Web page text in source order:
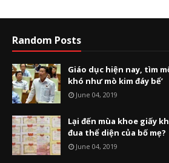
Random Posts
Giáo dục hiện nay, tìm
khó như mò kim đáy bể’
June 04, 2019
Lại đến mùa khoe giấy
đua thể diện của bố mẹ?
June 04, 2019